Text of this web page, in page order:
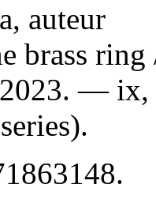
auteur
brass ring
—
.